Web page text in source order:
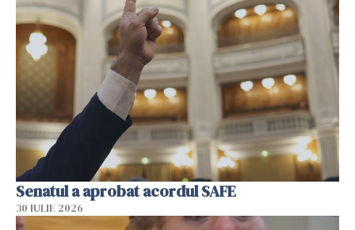
Senatul a aprobat acordul SAFE
30 IULIE 2026